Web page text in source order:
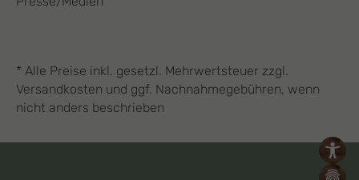
* Alle Preise inkl. gesetzl. Mehrwertsteuer zzgl.
Versandkosten und ggf. Nachnahmegebühren, wenn
nicht anders beschrieben